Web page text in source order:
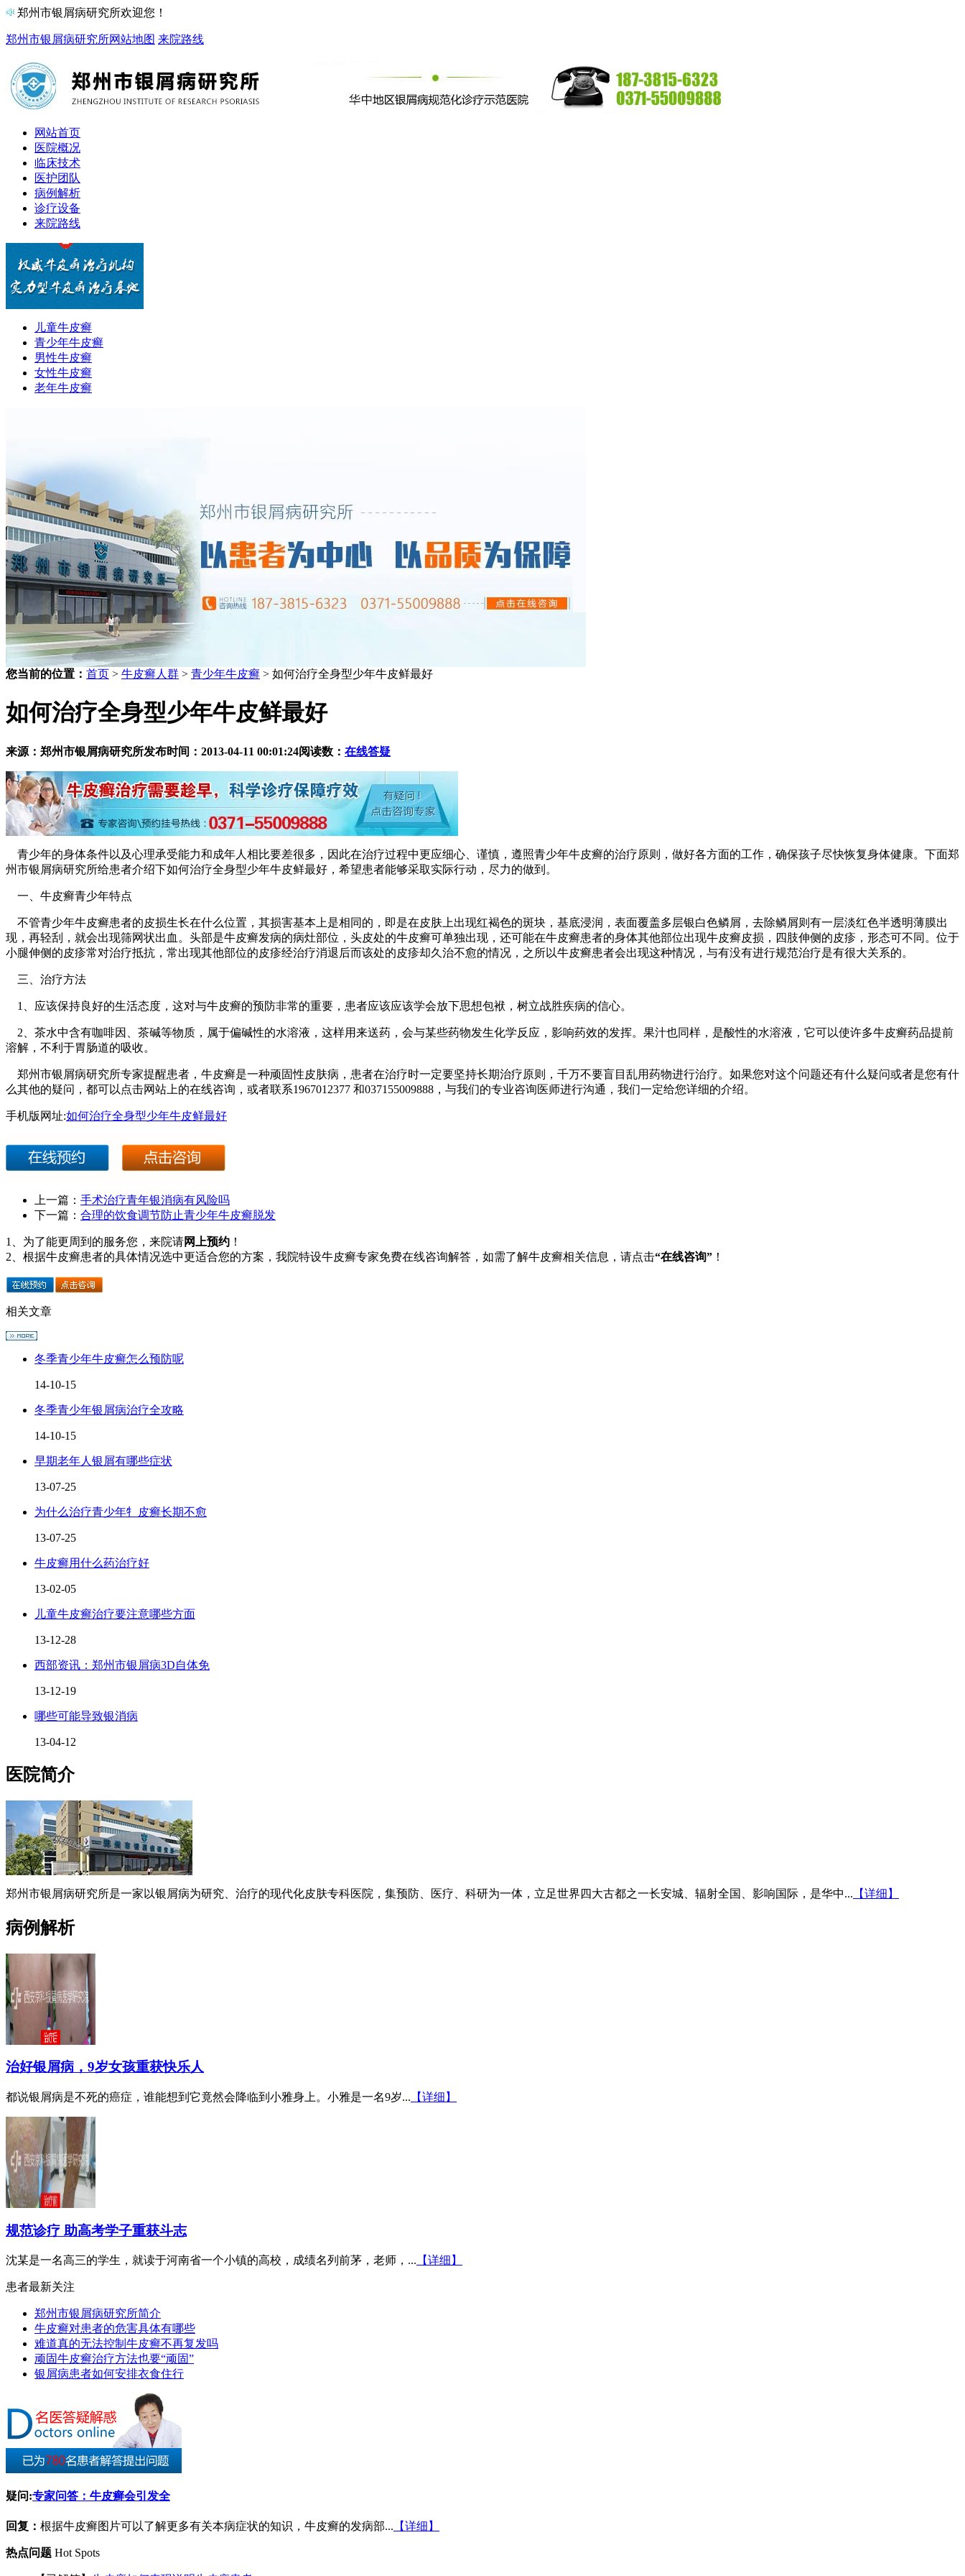
郑州市银屑病研究所欢迎您！
郑州市银屑病研究所网站地图 来院路线
网站首页
医院概况
临床技术
医护团队
病例解析
诊疗设备
来院路线
儿童牛皮癣
青少年牛皮癣
男性牛皮癣
女性牛皮癣
老年牛皮癣
您当前的位置： 首页 > 牛皮癣人群 > 青少年牛皮癣 > 如何治疗全身型少年牛皮鲜最好
如何治疗全身型少年牛皮鲜最好
来源：郑州市银屑病研究所发布时间：2013-04-11 00:01:24阅读数： 在线答疑
青少年的身体条件以及心理承受能力和成年人相比要差很多，因此在治疗过程中更应细心、谨慎，遵照青少年牛皮癣的治疗原则，做好各方面的工作，确保孩子尽快恢复身体健康。下面郑
州市银屑病研究所给患者介绍下如何治疗全身型少年牛皮鲜最好，希望患者能够采取实际行动，尽力的做到。
一、牛皮癣青少年特点
不管青少年牛皮癣患者的皮损生长在什么位置，其损害基本上是相同的，即是在皮肤上出现红褐色的斑块，基底浸润，表面覆盖多层银白色鳞屑，去除鳞屑则有一层淡红色半透明薄膜出
现，再轻刮，就会出现筛网状出血。头部是牛皮癣发病的病灶部位，头皮处的牛皮癣可单独出现，还可能在牛皮癣患者的身体其他部位出现牛皮癣皮损，四肢伸侧的皮疹，形态可不同。位于
小腿伸侧的皮疹常对治疗抵抗，常出现其他部位的皮疹经治疗消退后而该处的皮疹却久治不愈的情况，之所以牛皮癣患者会出现这种情况，与有没有进行规范治疗是有很大关系的。
三、治疗方法
1、应该保持良好的生活态度，这对与牛皮癣的预防非常的重要，患者应该应该学会放下思想包袱，树立战胜疾病的信心。
2、茶水中含有咖啡因、茶碱等物质，属于偏碱性的水溶液，这样用来送药，会与某些药物发生化学反应，影响药效的发挥。果汁也同样，是酸性的水溶液，它可以使许多牛皮癣药品提前
溶解，不利于胃肠道的吸收。
郑州市银屑病研究所专家提醒患者，牛皮癣是一种顽固性皮肤病，患者在治疗时一定要坚持长期治疗原则，千万不要盲目乱用药物进行治疗。如果您对这个问题还有什么疑问或者是您有什
么其他的疑问，都可以点击网站上的在线咨询，或者联系1967012377 和037155009888，与我们的专业咨询医师进行沟通，我们一定给您详细的介绍。
手机版网址:如何治疗全身型少年牛皮鲜最好
上一篇： 手术治疗青年银消病有风险吗
下一篇： 合理的饮食调节防止青少年牛皮癣脱发
1、为了能更周到的服务您，来院请网上预约 ！
2、根据牛皮癣患者的具体情况选中更适合您的方案，我院特设牛皮癣专家免费在线咨询解答，如需了解牛皮癣相关信息，请点击“在线咨询” ！
相关文章
冬季青少年牛皮癣怎么预防呢
14-10-15
冬季青少年银屑病治疗全攻略
14-10-15
早期老年人银屑有哪些症状
13-07-25
为什么治疗青少年牜皮癣长期不愈
13-07-25
牛皮癣用什么药治疗好
13-02-05
儿童牛皮癣治疗要注意哪些方面
13-12-28
西部资讯：郑州市银屑病3D自体免
13-12-19
哪些可能导致银消病
13-04-12
医院简介
郑州市银屑病研究所是一家以银屑病为研究、治疗的现代化皮肤专科医院，集预防、医疗、科研为一体，立足世界四大古都之一长安城、辐射全国、影响国际，是华中... 【详细】
病例解析
治好银屑病，9岁女孩重获快乐人
都说银屑病是不死的癌症，谁能想到它竟然会降临到小雅身上。小雅是一名9岁... 【详细】
规范诊疗 助高考学子重获斗志
沈某是一名高三的学生，就读于河南省一个小镇的高校，成绩名列前茅，老师，... 【详细】
患者最新关注
郑州市银屑病研究所简介
牛皮癣对患者的危害具体有哪些
难道真的无法控制牛皮癣不再复发吗
顽固牛皮癣治疗方法也要“顽固”
银屑病患者如何安排衣食住行
疑问:专家问答：牛皮癣会引发全
回复： 根据牛皮癣图片可以了解更多有关本病症状的知识，牛皮癣的发病部... 【详细】
热点问题 Hot Spots